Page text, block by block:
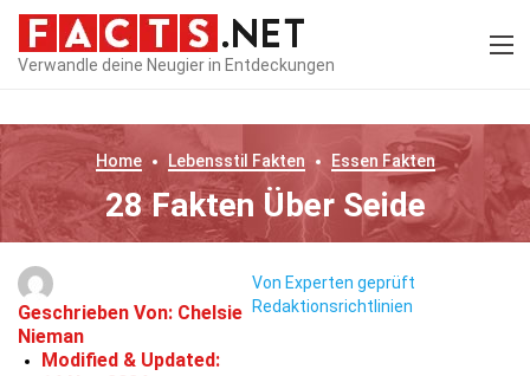
Verwandle deine Neugier in Entdeckungen
Home Lebensstil Fakten Essen Fakten
28 Fakten Über Seide
Geschrieben Von: Chelsie
Nieman
Modified & Updated:
Von Experten geprüft
Redaktionsrichtlinien